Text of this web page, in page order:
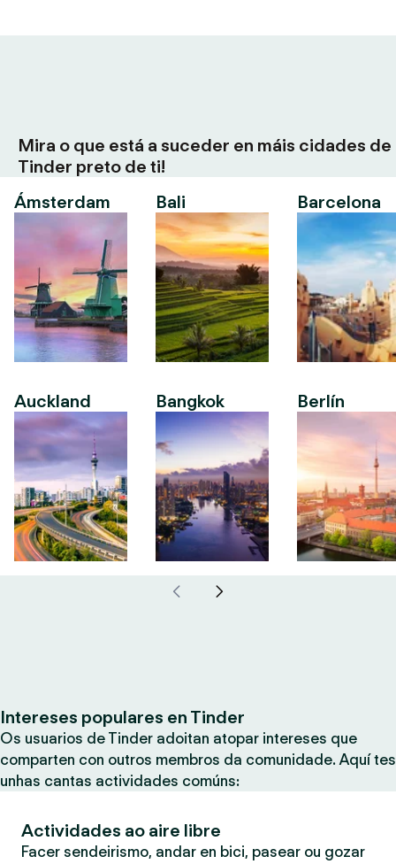
Mira o que está a suceder en máis cidades de
Tinder preto de ti!
Ámsterdam
Auckland
Bali
Bangkok
Barcelona
Berlín
Intereses populares en Tinder
Os usuarios de Tinder adoitan atopar intereses que
comparten con outros membros da comunidade. Aquí tes
unhas cantas actividades comúns:
Actividades ao aire libre
Facer sendeirismo, andar en bici, pasear ou gozar